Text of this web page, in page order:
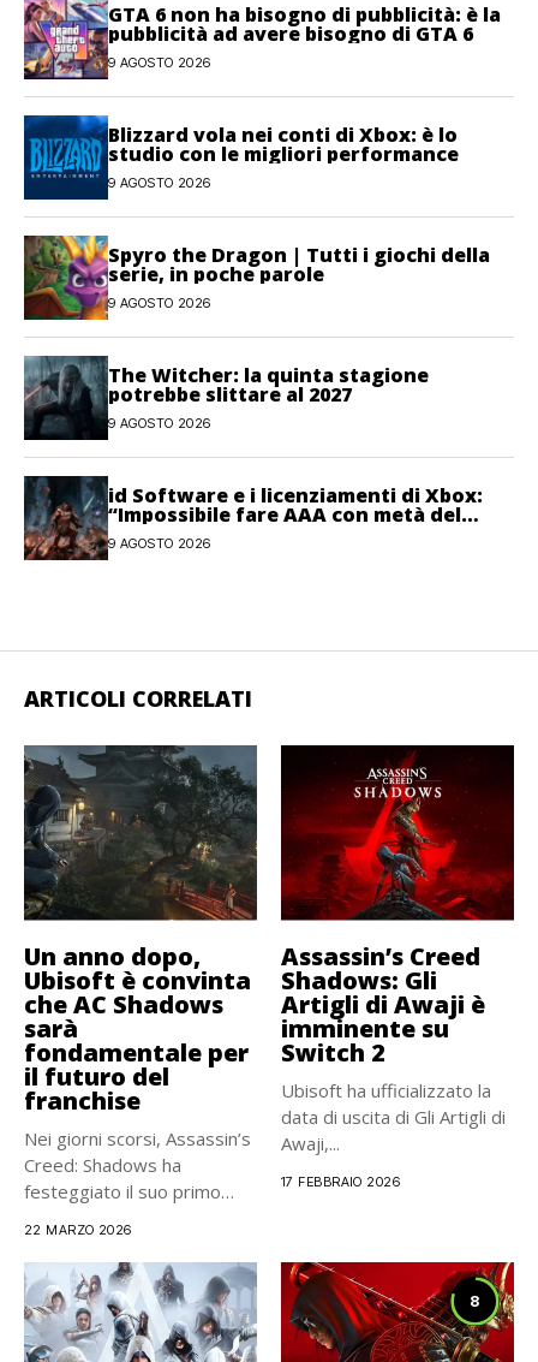
GTA 6 non ha bisogno di pubblicità: è la
pubblicità ad avere bisogno di GTA 6
9 AGOSTO 2026
Blizzard vola nei conti di Xbox: è lo
studio con le migliori performance
9 AGOSTO 2026
Spyro the Dragon | Tutti i giochi della
serie, in poche parole
9 AGOSTO 2026
The Witcher: la quinta stagione
potrebbe slittare al 2027
9 AGOSTO 2026
id Software e i licenziamenti di Xbox:
“Impossibile fare AAA con metà del
personale”
9 AGOSTO 2026
ARTICOLI CORRELATI
Un anno dopo,
Ubisoft è convinta
che AC Shadows
sarà
fondamentale per
il futuro del
franchise
Nei giorni scorsi, Assassin’s
Creed: Shadows ha
festeggiato il suo primo
22 MARZO 2026
Assassin’s Creed
Shadows: Gli
Artigli di Awaji è
imminente su
Switch 2
Ubisoft ha ufficializzato la
data di uscita di Gli Artigli di
Awaji,...
17 FEBBRAIO 2026
8